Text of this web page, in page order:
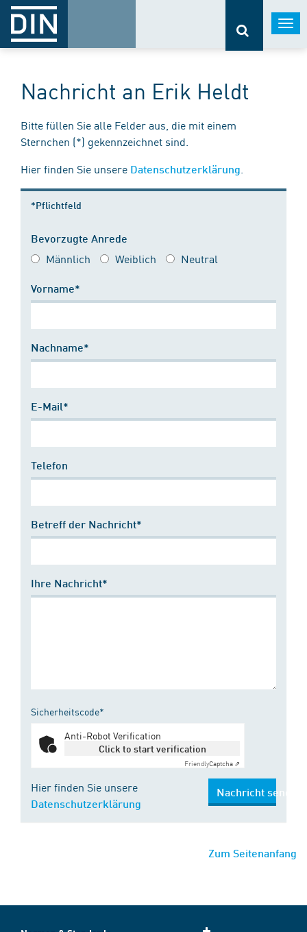
Nachricht an Erik Heldt
Bitte füllen Sie alle Felder aus, die mit einem
Sternchen (*) gekennzeichnet sind.
Hier finden Sie unsere Datenschutzerklärung
*Pflichtfeld
Bevorzugte Anrede
Männlich Weiblich Neutral
Vorname*
Nachname*
E-Mail*
Telefon
Betreff der Nachricht*
Ihre Nachricht*
Sicherheitscode*
Anti-Robot Verification
Click to start verification
FriendlyCaptcha ⇗
Hier finden Sie unsere
Datenschutzerklärung
Nachricht senden
Zum Seitenanfang